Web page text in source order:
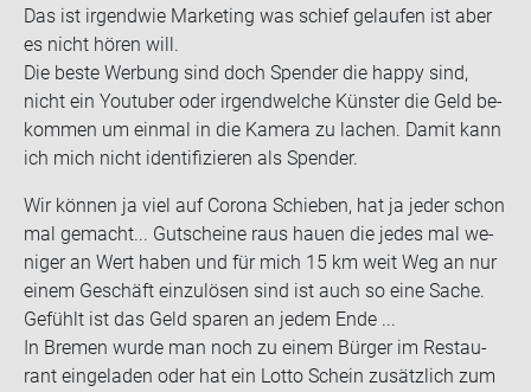
Das ist ir­gend­wie Mar­ke­ting was schief ge­lau­fen ist aber
es nicht hören will.
Die beste Wer­bung sind doch Spen­der die happy sind,
nicht ein You­tuber oder ir­gend­wel­che Küns­ter die Geld be­
kom­men um ein­mal in die Ka­me­ra zu la­chen. Damit kann
ich mich nicht iden­ti­fi­zie­ren als Spen­der.
Wir kön­nen ja viel auf Co­ro­na Schie­ben, hat ja jeder schon
mal ge­macht... Gut­schei­ne raus hauen die jedes mal we­
ni­ger an Wert haben und für mich 15 km weit Weg an nur
einem Ge­schäft ein­zu­lö­sen sind ist auch so eine Sache.
Ge­fühlt ist das Geld spa­ren an jedem Ende ...
In Bre­men wurde man noch zu einem Bür­ger im Re­stau­
rant ein­ge­la­den oder hat ein Lotto Schein zu­sätz­lich zum